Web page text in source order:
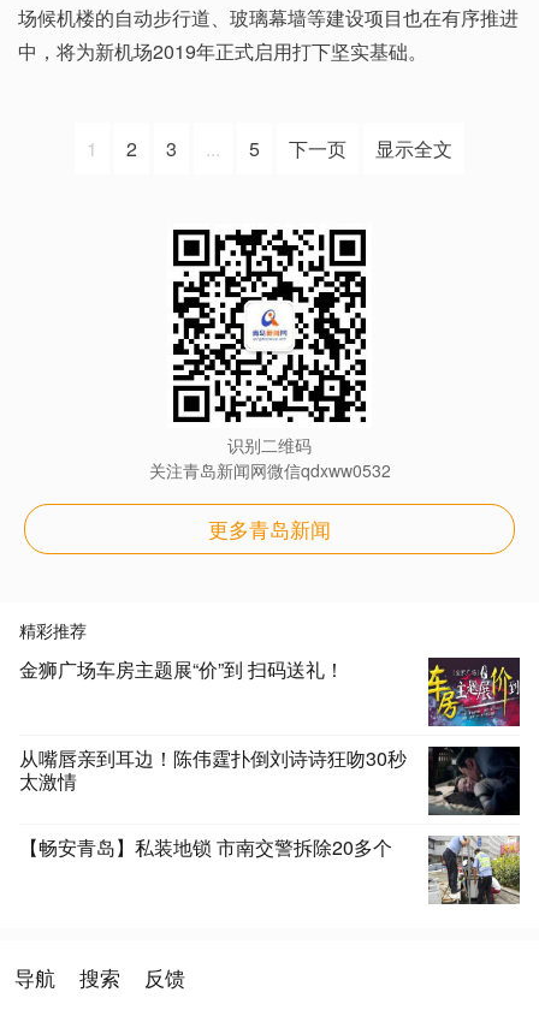
场候机楼的自动步行道、玻璃幕墙等建设项目也在有序推进
中，将为新机场2019年正式启用打下坚实基础。
1 2 3 ... 5 下一页 显示全文
识别二维码
关注青岛新闻网微信qdxww0532
更多青岛新闻
精彩推荐
金狮广场车房主题展“价”到 扫码送礼！
从嘴唇亲到耳边！陈伟霆扑倒刘诗诗狂吻30秒
太激情
【畅安青岛】私装地锁 市南交警拆除20多个
导航 搜索 反馈